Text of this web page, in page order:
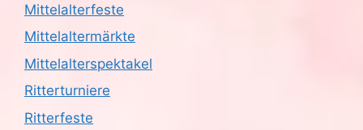
Mittelalterfeste
Mittelaltermärkte
Mittelalterspektakel
Ritterturniere
Ritterfeste